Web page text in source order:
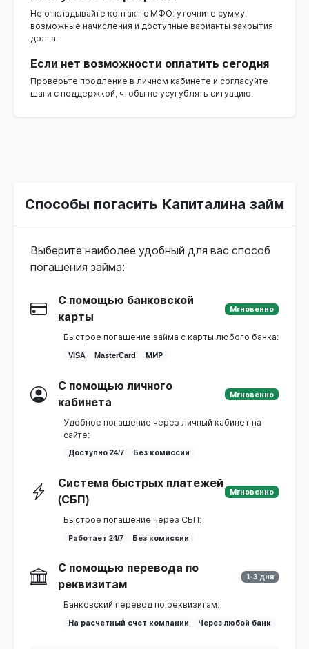
Не откладывайте контакт с МФО: уточните сумму,
возможные начисления и доступные варианты закрытия
долга.
Если нет возможности оплатить сегодня
Проверьте продление в личном кабинете и согласуйте
шаги с поддержкой, чтобы не усугублять ситуацию.
Способы погасить Капиталина займ
Выберите наиболее удобный для вас способ
погашения займа:
С помощью банковской
карты
Мгновенно
Быстрое погашение займа с карты любого банка:
VISA MasterCard МИР
С помощью личного
кабинета
Мгновенно
Удобное погашение через личный кабинет на
сайте:
Доступно 24/7 Без комиссии
Система быстрых платежей
(СБП)
Мгновенно
Быстрое погашение через СБП:
Работает 24/7 Без комиссии
С помощью перевода по
реквизитам
1-3 дня
Банковский перевод по реквизитам:
На расчетный счет компании Через любой банк